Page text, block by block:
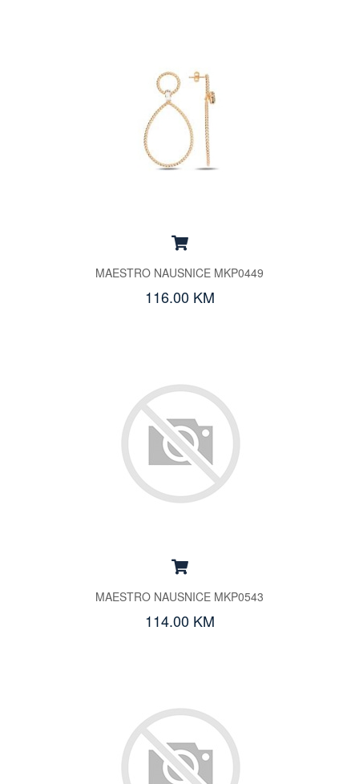
MAESTRO NAUSNICE MKP0449
116.00 KM
MAESTRO NAUSNICE MKP0543
114.00 KM